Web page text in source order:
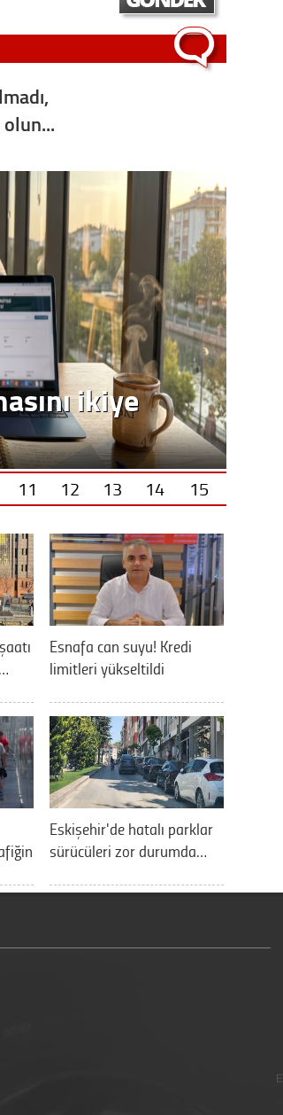
ikiye
11 12 13 14 15
Esnafa can suyu! Kredi
limitleri yükseltildi
Eskişehir'de hatalı parklar
sürücüleri zor durumda…